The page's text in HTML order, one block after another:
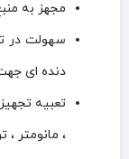
مجهز به
سهولت در
دنده ای
تعبیه
، مانومتر ،